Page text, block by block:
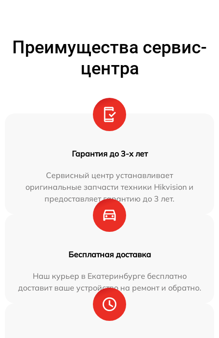
Преимущества сервис-
центра
Гарантия до 3-х лет
Сервисный центр устанавливает
оригинальные запчасти техники Hikvision и
предоставляет гарантию до 3 лет.
Бесплатная доставка
Наш курьер в Екатеринбурге бесплатно
доставит ваше устройство на ремонт и обратно.